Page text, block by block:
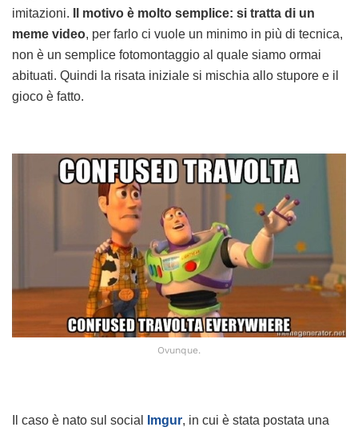
imitazioni.
Il motivo è molto semplice: si tratta di un
meme video, per farlo ci vuole un minimo in più di tecnica,
non è un semplice fotomontaggio al quale siamo ormai
abituati. Quindi la risata iniziale si mischia allo stupore e il
gioco è fatto.
Ovunque.
Il caso è nato sul social Imgur, in cui è stata postata una